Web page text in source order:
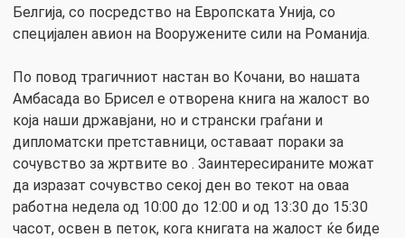
Белгија, со посредство на Европската Унија, со
специјален авион на Вооружените сили на Романија.
По повод трагичниот настан во Кочани, во нашата
Амбасада во Брисел е отворена книга на жалост во
која наши државјани, но и странски граѓани и
дипломатски претставници, оставаат пораки за
сочувство за жртвите во . Заинтересираните можат
да изразат сочувство секој ден во текот на оваа
работна недела од 10:00 до 12:00 и од 13:30 до 15:30
часот, освен в петок, кога книгата на жалост ќе биде